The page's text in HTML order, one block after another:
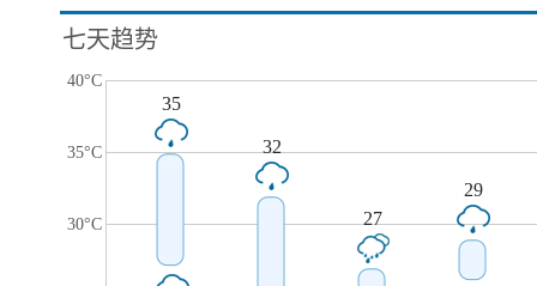
七天趋势
40°C
35°C
30°C
35
32
27
29